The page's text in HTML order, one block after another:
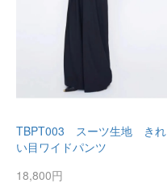
TBPT003 スーツ生地 きれ
い目ワイドパンツ
18,800円